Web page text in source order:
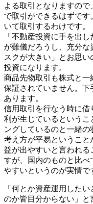
よる取引となりますの
で取引ができるはずで
いて取引するわけです。
「不動産投資に手を出
が難儀だろうし、充分な
スクが大きい」とお思
投資になります。
商品先物取引も株式と
保証されていません。下
あります。
信用取引を行なう時に
利が生じているという
ングしているのと一緒の
考え方が平易ということ
益が出やすいと言われ
すが、国内のものと比
やすいというのが実情で
「何とか資産運用した
のか皆目分からない」